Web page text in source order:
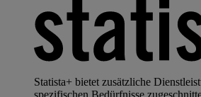
Statista+ bietet zusätzliche
spezifischen Bedürfnisse